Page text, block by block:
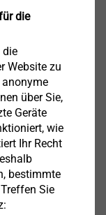
eigenen
strafbar und
rechtlichen
Alle
Gruppe.
ist keine
gewerblicher
die
die
Website zu
über Sie,
Geräte
wie
Ihr Recht
bestimmte
Sie